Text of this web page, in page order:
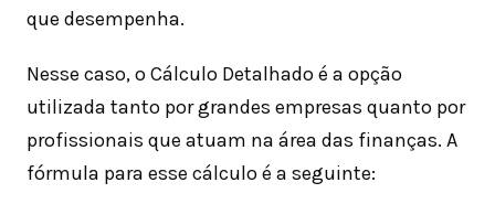
que desempenha.
Nesse caso, o Cálculo Detalhado é a opção
utilizada tanto por grandes empresas quanto por
profissionais que atuam na área das finanças. A
fórmula para esse cálculo é a seguinte: